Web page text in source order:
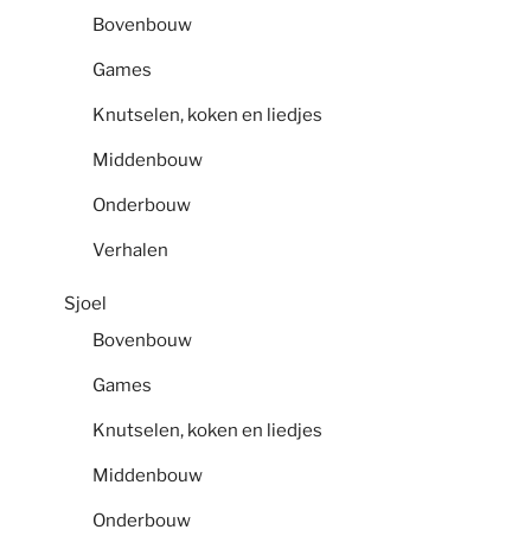
Bovenbouw
Games
Knutselen, koken en liedjes
Middenbouw
Onderbouw
Verhalen
Sjoel
Bovenbouw
Games
Knutselen, koken en liedjes
Middenbouw
Onderbouw